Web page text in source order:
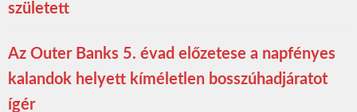
született
Az Outer Banks 5. évad előzetese a napfényes
kalandok helyett kíméletlen bosszúhadjáratot
ígér